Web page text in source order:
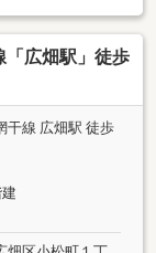
広畑駅」徒歩
干線 広畑駅 徒歩